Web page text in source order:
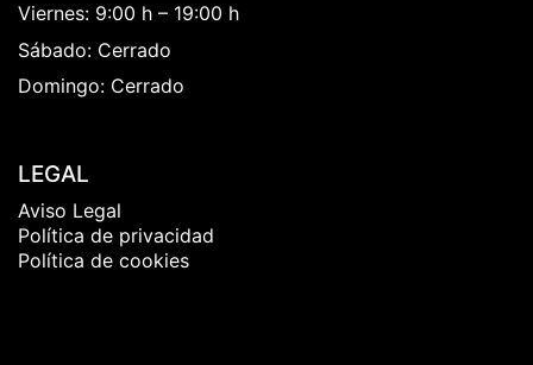
Viernes: 9:00 h – 19:00 h
Sábado: Cerrado
Domingo: Cerrado
LEGAL
Aviso Legal
Política de privacidad
Política de cookies